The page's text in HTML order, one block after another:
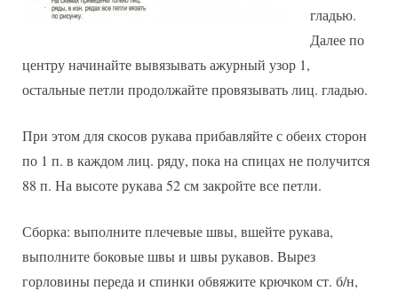
гладью.
Далее по
центру начинайте вывязывать ажурный узор 1,
остальные петли продолжайте провязывать лиц. гладью.
При этом для скосов рукава прибавляйте с обеих сторон
по 1 п. в каждом лиц. ряду, пока на спицах не получится
88 п. На высоте рукава 52 см закройте все петли.
Сборка: выполните плечевые швы, вшейте рукава,
выполните боковые швы и швы рукавов. Вырез
горловины переда и спинки обвяжите крючком ст. б/н,